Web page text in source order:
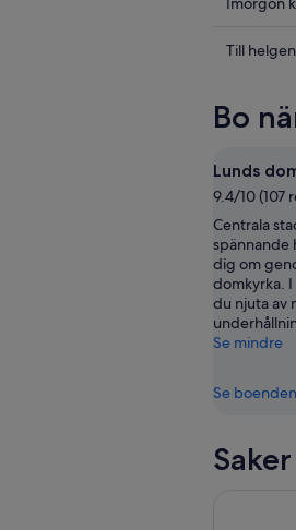
för
aug.
8
aug.
i
imorgon
8
aug.
9
aug.
Kolla
Lund
helgen,
7
-
9
aug.
Till helgen
Bo
Lunds
9.4/10 (107
Centrala
spännande
dig om
domkyrka.
du njuta av
Se mindre
Se boenden